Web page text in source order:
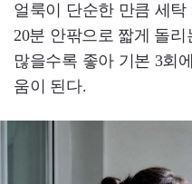
얼룩이 단순한 만큼 세
20분 안팎으로 짧게 돌
많을수록 좋아 기본 3회
움이 된다.